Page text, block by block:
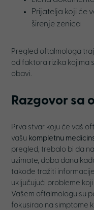
Prijatelja koji će
širenje zenica
Pregled oftalmologa
od faktora rizika kojima
obavi.
Razgovor sa
Prva stvar koju će vaš
vašu kompletnu
pregled, trebalo bi da
uzimate, doba dana
takođe tražiti
uključujući probleme
Vašem oftalmologu su
fokusirao na simptome